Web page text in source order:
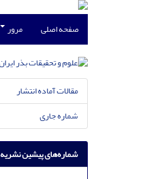
صفحه اصلی مرور
مقالات آماده انتشار
شماره جاری
شماره‌های پیشین نشریه